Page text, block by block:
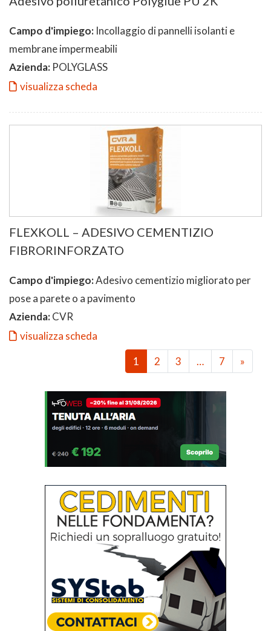
Campo d'impiego: Incollaggio di pannelli isolanti e
membrane impermeabili
Azienda: POLYGLASS
visualizza scheda
FLEXKOLL – ADESIVO CEMENTIZIO
FIBRORINFORZATO
Campo d'impiego:Adesivo cementizio migliorato per
pose a parete o a pavimento
Azienda:CVR
visualizza scheda
1
2 3 … 7 »